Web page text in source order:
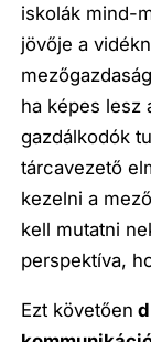
iskolák mind-
jövője a
ha képes lesz
gazdálkodók
tárcavezető
kezelni a
kell mutatni
perspektíva,
Ezt követően